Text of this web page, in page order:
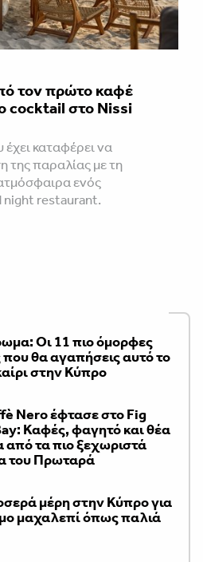
τον πρώτο καφέ
cocktail στο Nissi
καταφέρει να
της παραλίας με τη
ενός
night restaurant.
Οι 11 πιο όμορφες
θα αγαπήσεις αυτό το
στην Κύπρο
Nero έφτασε στο Fig
Καφές, φαγητό και θέα
από τα πιο ξεχωριστά
του Πρωταρά
μέρη στην Κύπρο για
μαχαλεπί όπως παλιά